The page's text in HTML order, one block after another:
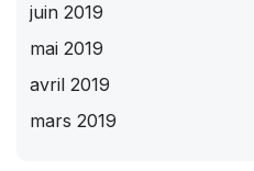
juin 2019
mai 2019
avril 2019
mars 2019